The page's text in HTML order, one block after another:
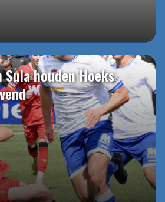
houden Hoeks